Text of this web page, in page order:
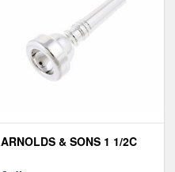
ARNOLDS & SONS 1 1/2C